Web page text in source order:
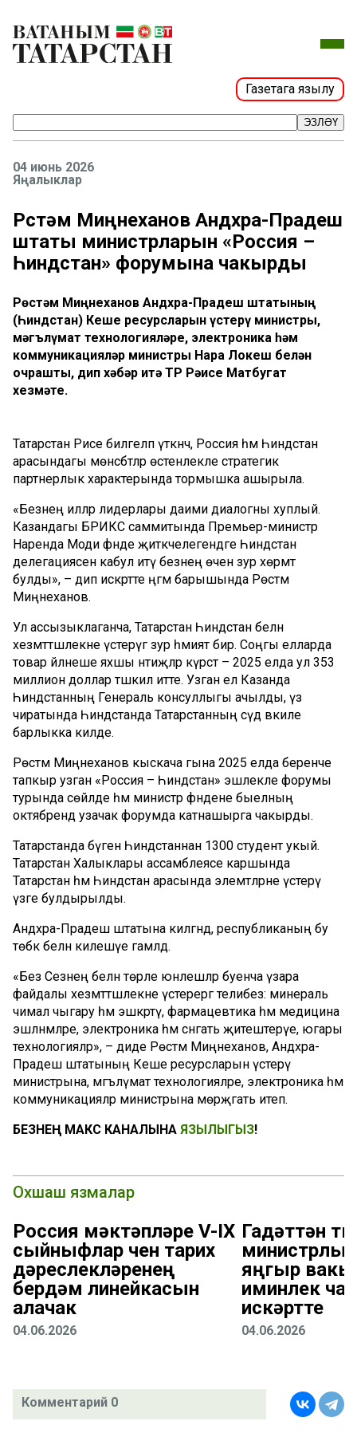
Газетага язылу
ЭЗЛӘҮ
04 июнь 2026
Яңалыклар
Рөстәм Миңнеханов Андхра-Прадеш
штаты министрларын «Россия –
Һиндстан» форумына чакырды
Рөстәм Миңнеханов Андхра-Прадеш штатының
(Һиндстан) Кеше ресурсларын үстерү министры,
мәгълүмат технологияләре, электроника һәм
коммуникацияләр министры Нара Локеш белән
очрашты, дип хәбәр итә ТР Рәисе Матбугат
хезмәте.
Татарстан Рәисе билгеләп үткәнчә, Россия һәм Һиндстан
арасындагы мөнәсәбәтләр өстенлекле стратегик
партнерлык характерында тормышка ашырыла.
«Безнең илләр лидерлары даими диалогны хуплый.
Казандагы БРИКС саммитында Премьер-министр
Наренда Моди әфәнде җитәкчелегендәге Һиндстан
делегациясен кабул итү безнең өчен зур хөрмәт
булды», – дип искәртте әңгәмә барышында Рөстәм
Миңнеханов.
Ул ассызыклаганча, Татарстан Һиндстан белән
хезмәттәшлекне үстерүгә зур әһәмият бирә. Соңгы елларда
товар әйләнеше яхшы нәтиҗәләр күрсәтә – 2025 елда ул 353
миллион доллар тәшкил итте. Узган ел Казанда
Һиндстанның Генераль консуллыгы ачылды, үз
чиратында Һиндстанда Татарстанның сәүдә вәкиле
барлыкка килде.
Рөстәм Миңнеханов кыскача гына 2025 елда беренче
тапкыр узган «Россия – Һиндстан» эшлекле форумы
турында сөйләде һәм министр әфәндене быелның
октябрендә узачак форумда катнашырга чакырды.
Татарстанда бүген Һиндстаннан 1300 студент укый.
Татарстан Халыклары ассамблеясе каршында
Татарстан һәм Һиндстан арасында элемтәләрне үстерү
үзәге булдырылды.
Андхра-Прадеш штатына килгәндә, республиканың бу
төбәк белән килешүе гамәлдә.
«Без Сезнең белән төрле юнәлешләр буенча үзара
файдалы хезмәттәшлекне үстерергә телибез: минераль
чимал чыгару һәм эшкәртү, фармацевтика һәм медицина
эшләнмәләре, электроника һәм сәнәгать җитештерүе, югары
технологияләр», – диде Рөстәм Миңнеханов, Андхра-
Прадеш штатының Кеше ресурсларын үстерү
министрына, мәгълүмат технологияләре, электроника һәм
коммуникацияләр министрына мөрәҗәгать итеп.
БЕЗНЕҢ МАКС КАНАЛЫНА ЯЗЫЛЫГЫЗ!
Охшаш язмалар
Россия мәктәпләре V-IX
сыйныфлар өчен тарих
дәреслекләренең
бердәм линейкасын
алачак
04.06.2026
Гадәттән
яңгыр
иминлек
искәртте
04.06.2026
Комментарий 0